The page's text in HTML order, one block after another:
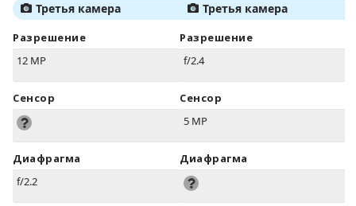
Третья камера
Разрешение
12 MP
Сенсор
Диафрагма
f/2.2
Третья камера
Разрешение
f/2.4
Сенсор
5 MP
Диафрагма